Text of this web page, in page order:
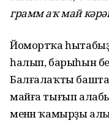
грамм аҡ май
Йомортҡа
һалып, барыһын
Балғалаҡты
майға тығып
менән ҡамырҙы